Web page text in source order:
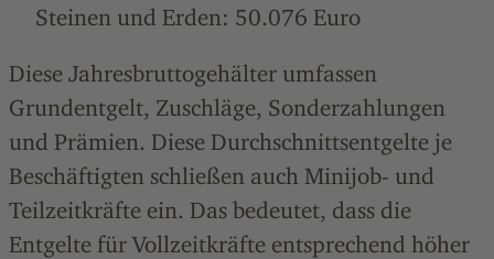
Steinen und Erden: 50.076 Euro
Diese Jahresbruttogehälter umfassen
Grundentgelt, Zuschläge, Sonderzahlungen
und Prämien. Diese Durchschnittsentgelte je
Beschäftigten schließen auch Minijob- und
Teilzeitkräfte ein. Das bedeutet, dass die
Entgelte für Vollzeitkräfte entsprechend höher